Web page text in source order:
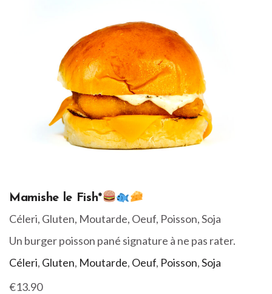
Mamishe le Fish*
Céleri, Gluten, Moutarde, Oeuf, Poisson, Soja
Un burger poisson pané signature à ne pas rater.
Céleri, Gluten, Moutarde, Oeuf, Poisson,Soja
€13.90